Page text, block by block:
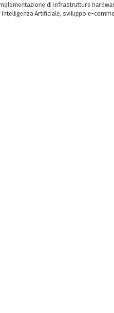
di infrastrutture
Intelligenza Artificiale, sviluppo e-